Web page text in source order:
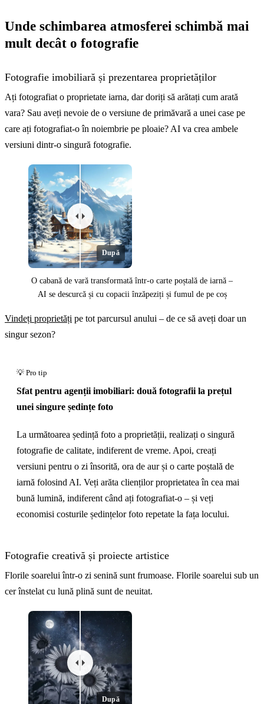
Unde schimbarea atmosferei schimbă mai
mult decât o fotografie
Fotografie imobiliară și prezentarea proprietăților
Ați fotografiat o proprietate iarna, dar doriți să arătați cum arată
vara? Sau aveți nevoie de o versiune de primăvară a unei case pe
care ați fotografiat-o în noiembrie pe ploaie? AI va crea ambele
versiuni dintr-o singură fotografie.
După
O cabană de vară transformată într-o carte poștală de iarnă –
AI se descurcă și cu copacii înzăpeziți și fumul de pe coș
Vindeți proprietăți pe tot parcursul anului – de ce să aveți doar un
singur sezon?
Sfat pentru agenții imobiliari: două fotografii la prețul
unei singure ședințe foto
La următoarea ședință foto a proprietății, realizați o singură
fotografie de calitate, indiferent de vreme. Apoi, creați
versiuni pentru o zi însorită, ora de aur și o carte poștală de
iarnă folosind AI. Veți arăta clienților proprietatea în cea mai
bună lumină, indiferent când ați fotografiat-o – și veți
economisi costurile ședințelor foto repetate la fața locului.
Fotografie creativă și proiecte artistice
Florile soarelui într-o zi senină sunt frumoase. Florile soarelui sub un
cer înstelat cu lună plină sunt de neuitat.
După